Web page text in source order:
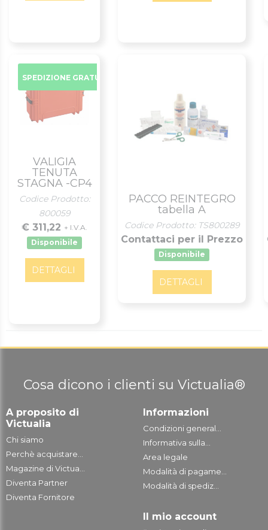
SPEDIZIONE GRATUITA
VALIGIA
TENUTA
STAGNA -CP4
Codice Prodotto:
800059
€ 311,22 + I.V.A.
Disponibile
DETTAGLI
PACCO REINTEGRO
tabella A
Codice Prodotto: TS800289
Contattaci per il Prezzo
Disponibile
DETTAGLI
Cosa dicono i clienti su Victualia®
A proposito di
Victualia
Chi siamo
Perchè acquistare...
Magazine di Victua...
Diventa Partner
Diventa Fornitore
Informazioni
Condizioni general...
Informativa sulla...
Area legale
Modalità di pagame...
Modalità di spediz...
Il mio account